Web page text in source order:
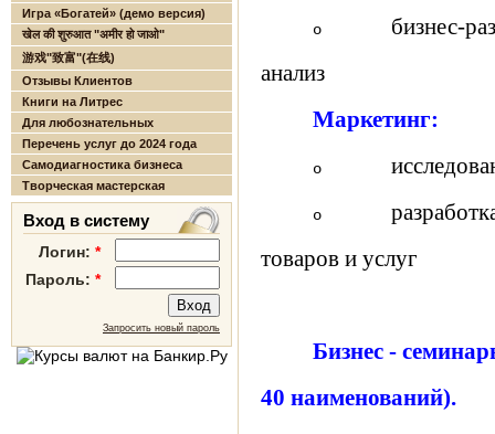
Игра «Богатей» (демо версия)
खेल की शुरुआत "अमीर हो जाओ"
游戏"致富"(在线)
Отзывы Клиентов
Книги на Литрес
Для любознательных
Перечень услуг до 2024 года
Самодиагностика бизнеса
Творческая мастерская
Вход в систему
Логин: *
Пароль: *
Запросить новый пароль
o
бизнес-
анализ
Маркетинг:
o
o
товаров и услуг
Бизнес -
40 наименований).